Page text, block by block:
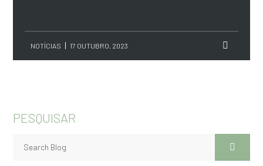
NOTÍCIAS 17 OUTUBRO, 2023
PESQUISAR